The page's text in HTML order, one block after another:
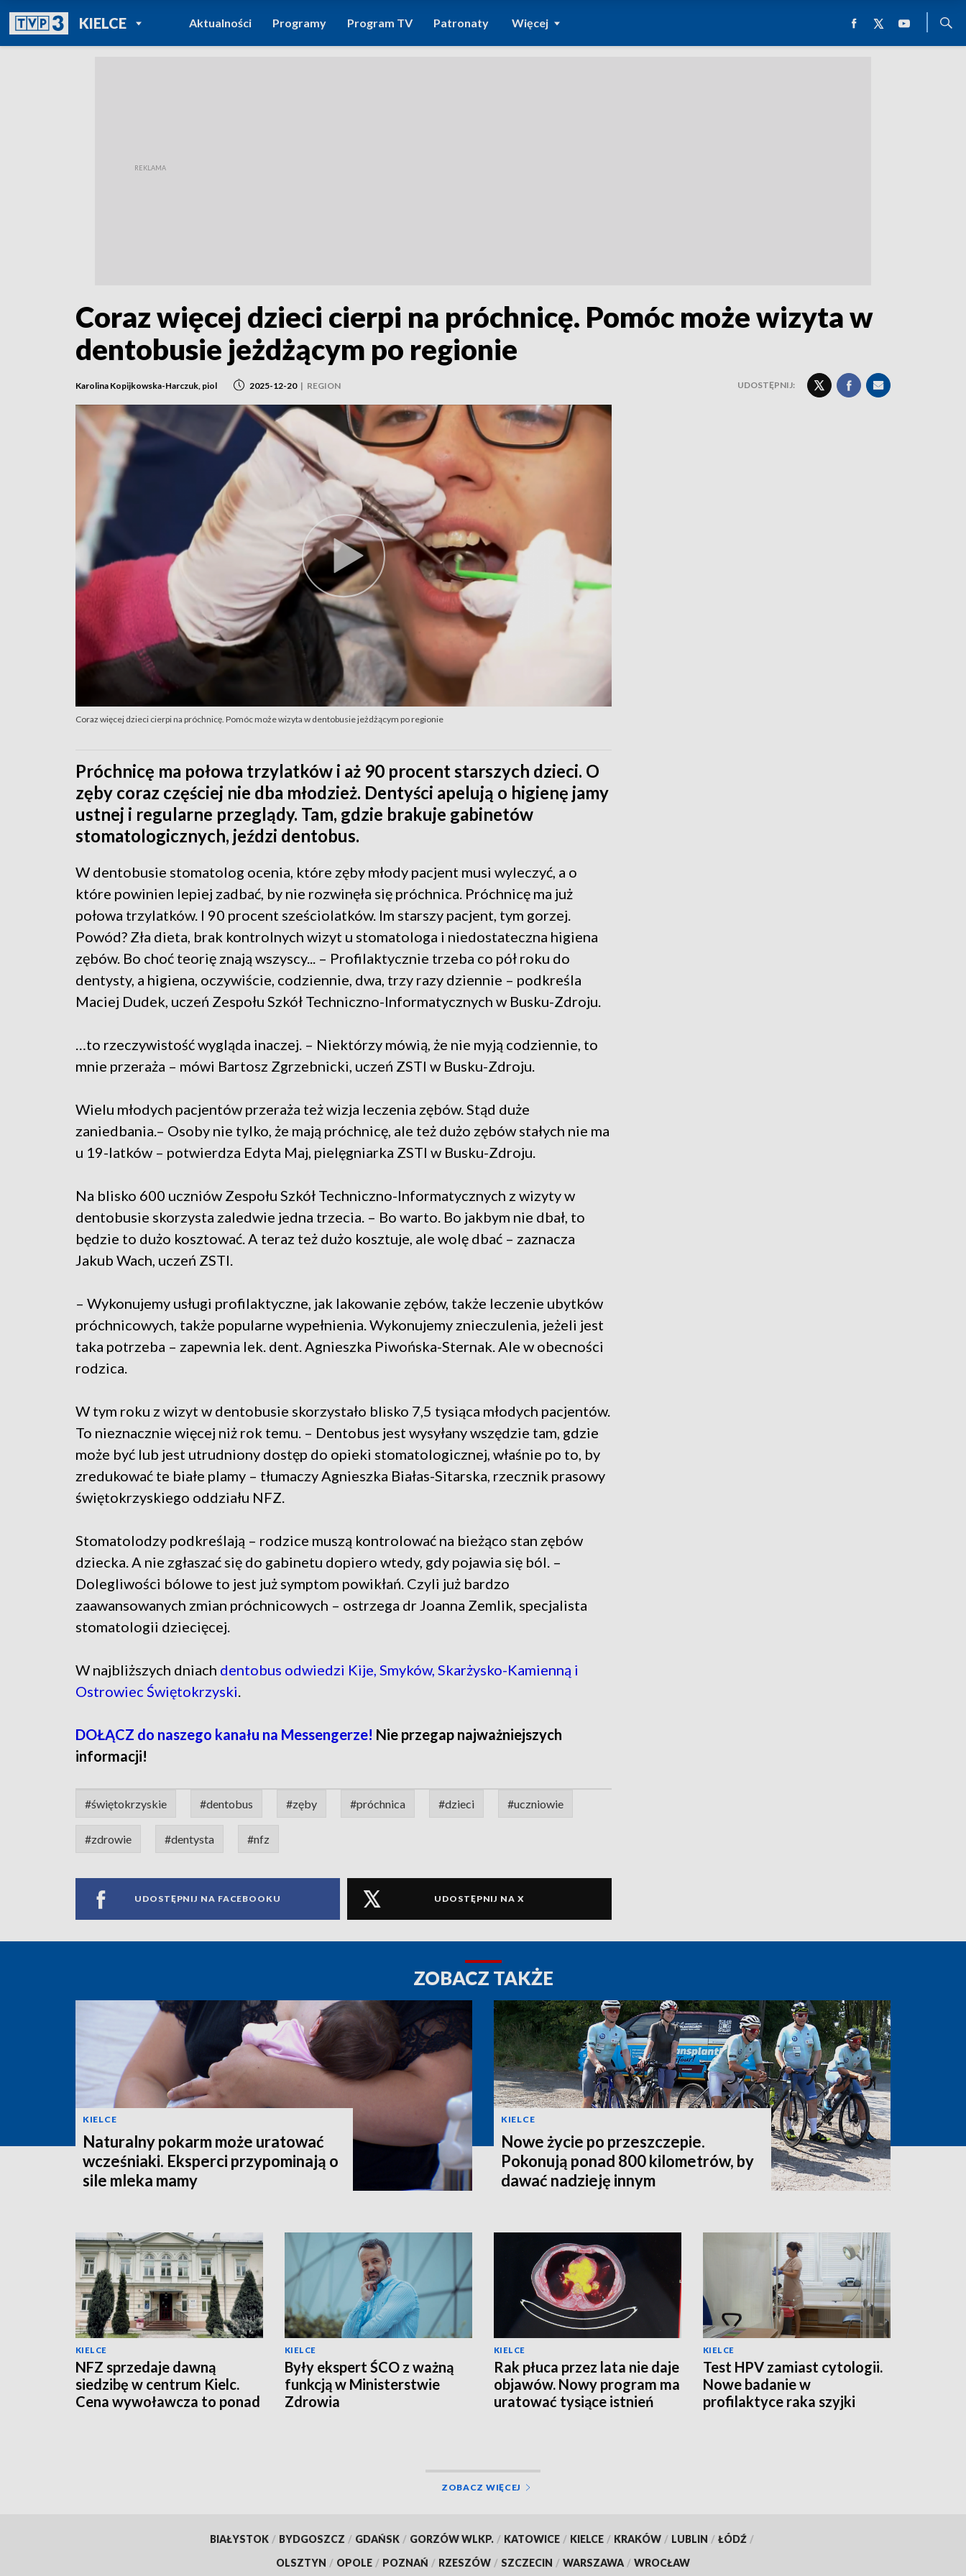
KIELCEPOWRÓT DO
TVP REGIONY
Aktualności Programy Program TV Patronaty Więcej
Coraz więcej dzieci cierpi na próchnicę. Pomóc może wizyta w
dentobusie jeżdżącym po regionie
Karolina Kopijkowska-Harczuk, piol 2025-12-20 | REGION UDOSTĘPNIJ:
Coraz więcej dzieci cierpi na próchnicę. Pomóc może wizyta w dentobusie jeżdżącym po regionie
Próchnicę ma połowa trzylatków i aż 90 procent starszych dzieci. O
zęby coraz częściej nie dba młodzież. Dentyści apelują o higienę jamy
ustnej i regularne przeglądy. Tam, gdzie brakuje gabinetów
stomatologicznych, jeździ dentobus.
W dentobusie stomatolog ocenia, które zęby młody pacjent musi wyleczyć, a o
które powinien lepiej zadbać, by nie rozwinęła się próchnica. Próchnicę ma już
połowa trzylatków. I 90 procent sześciolatków. Im starszy pacjent, tym gorzej.
Powód? Zła dieta, brak kontrolnych wizyt u stomatologa i niedostateczna higiena
zębów. Bo choć teorię znają wszyscy... – Profilaktycznie trzeba co pół roku do
dentysty, a higiena, oczywiście, codziennie, dwa, trzy razy dziennie – podkreśla
Maciej Dudek, uczeń Zespołu Szkół Techniczno-Informatycznych w Busku-Zdroju.
…to rzeczywistość wygląda inaczej. – Niektórzy mówią, że nie myją codziennie, to
mnie przeraża – mówi Bartosz Zgrzebnicki, uczeń ZSTI w Busku-Zdroju.
Wielu młodych pacjentów przeraża też wizja leczenia zębów. Stąd duże
zaniedbania.– Osoby nie tylko, że mają próchnicę, ale też dużo zębów stałych nie ma
u 19-latków – potwierdza Edyta Maj, pielęgniarka ZSTI w Busku-Zdroju.
Na blisko 600 uczniów Zespołu Szkół Techniczno-Informatycznych z wizyty w
dentobusie skorzysta zaledwie jedna trzecia. – Bo warto. Bo jakbym nie dbał, to
będzie to dużo kosztować. A teraz też dużo kosztuje, ale wolę dbać – zaznacza
Jakub Wach, uczeń ZSTI.
– Wykonujemy usługi profilaktyczne, jak lakowanie zębów, także leczenie ubytków
próchnicowych, także popularne wypełnienia. Wykonujemy znieczulenia, jeżeli jest
taka potrzeba – zapewnia lek. dent. Agnieszka Piwońska-Sternak. Ale w obecności
rodzica.
W tym roku z wizyt w dentobusie skorzystało blisko 7,5 tysiąca młodych pacjentów.
To nieznacznie więcej niż rok temu. – Dentobus jest wysyłany wszędzie tam, gdzie
może być lub jest utrudniony dostęp do opieki stomatologicznej, właśnie po to, by
zredukować te białe plamy – tłumaczy Agnieszka Białas-Sitarska, rzecznik prasowy
świętokrzyskiego oddziału NFZ.
Stomatolodzy podkreślają – rodzice muszą kontrolować na bieżąco stan zębów
dziecka. A nie zgłaszać się do gabinetu dopiero wtedy, gdy pojawia się ból. –
Dolegliwości bólowe to jest już symptom powikłań. Czyli już bardzo
zaawansowanych zmian próchnicowych – ostrzega dr Joanna Zemlik, specjalista
stomatologii dziecięcej.
W najbliższych dniach dentobus odwiedzi Kije, Smyków, Skarżysko-Kamienną i
Ostrowiec Świętokrzyski
DOŁĄCZ do naszego kanału na Messengerze! Nie przegap najważniejszych
informacji!
#świętokrzyskie #dentobus #zęby #próchnica #dzieci #uczniowie
#zdrowie #dentysta #nfz
UDOSTĘPNIJ NA FACEBOOKU UDOSTĘPNIJ NA X
ZOBACZ TAKŻE
KIELCE
Naturalny pokarm może uratować
wcześniaki. Eksperci przypominają o
sile mleka mamy
KIELCE
Nowe życie po przeszczepie.
Pokonują ponad 800 kilometrów, by
dawać nadzieję innym
KIELCE
NFZ sprzedaje dawną
siedzibę w centrum Kielc.
Cena wywoławcza to ponad
KIELCE
Były ekspert ŚCO z ważną
funkcją w Ministerstwie
Zdrowia
KIELCE
Rak płuca przez lata nie daje
objawów. Nowy program ma
uratować tysiące istnień
KIELCE
Test HPV zamiast cytologii.
Nowe badanie w
profilaktyce raka szyjki
ZOBACZ WIĘCEJ
BIAŁYSTOK / BYDGOSZCZ / GDAŃSK / GORZÓW WLKP. / KATOWICE / KIELCE / KRAKÓW / LUBLIN / ŁÓDŹ /
OLSZTYN / OPOLE / POZNAŃ / RZESZÓW / SZCZECIN / WARSZAWA / WROCŁAW